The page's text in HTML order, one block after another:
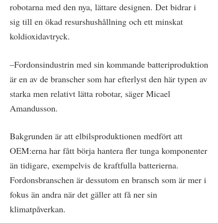
robotarna med den nya, lättare designen. Det bidrar i
sig till en ökad resurshushållning och ett minskat
koldioxidavtryck.
–Fordonsindustrin med sin kommande batteriproduktion
är en av de branscher som har efterlyst den här typen av
starka men relativt lätta robotar, säger Micael
Amandusson.
Bakgrunden är att elbilsproduktionen medfört att
OEM:erna har fått börja hantera fler tunga komponenter
än tidigare, exempelvis de kraftfulla batterierna.
Fordonsbranschen är dessutom en bransch som är mer i
fokus än andra när det gäller att få ner sin
klimatpåverkan.